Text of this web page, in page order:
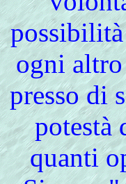
possibilità
ogni
presso di
potestà
quanti